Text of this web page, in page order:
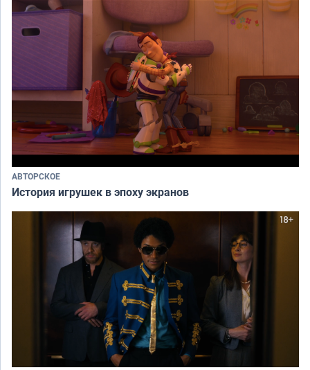
АВТОРСКОЕ
История игрушек в эпоху экранов